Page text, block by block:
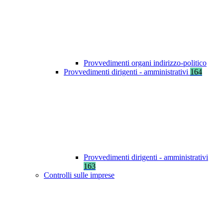
Provvedimenti organi indirizzo-politico
Provvedimenti dirigenti - amministrativi 164
Provvedimenti dirigenti - amministrativi
163
Controlli sulle imprese